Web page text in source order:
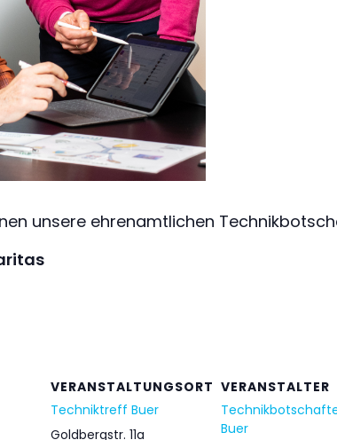
unsere ehrenamtlichen
VERANSTALTUNGSORT
Techniktreff Buer
Goldbergstr. 11a
VERANSTALTER
Buer